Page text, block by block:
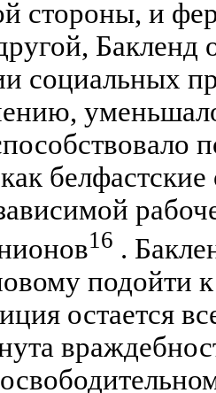
стороны, и
Бакленд
социальных
16 .
подойти
остается